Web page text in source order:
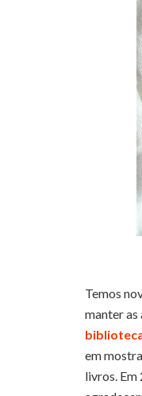
Temos
manter as
em
livros. Em